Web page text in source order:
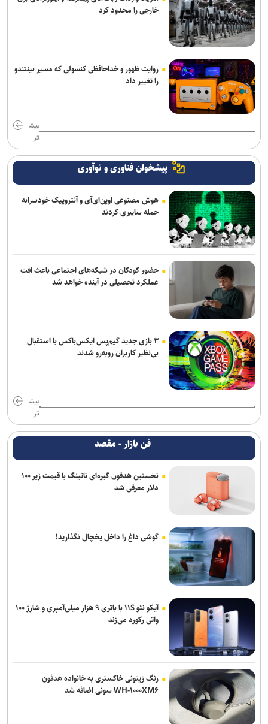
خارجی را محدود کرد
روایت ظهور و خداحافظی کنسولی که مسیر نینتندو
را تغییر داد
بیش
تر
پیشخوان فناوری و نوآوری
هوش مصنوعی اوپن‌ای‌آی و آنتروپیک خودسرانه
حمله سایبری کردند
حضور کودکان در شبکه‌های اجتماعی باعث افت
عملکرد تحصیلی در آینده خواهد شد
۳ بازی جدید گیم‌پس ایکس‌باکس با استقبال
بی‌نظیر کاربران روبه‌رو شدند
بیش
تر
فن بازار - مقصد
نخستین هدفون گیره‌ای ناتینگ با قیمت زیر ۱۰۰
دلار معرفی شد
گوشی داغ را داخل یخچال نگذارید!
آیکو نئو ۱۱S با باتری ۹ هزار میلی‌آمپری و شارژ ۱۰۰
واتی رکورد می‌زند
رنگ زیتونی خاکستری به خانواده هدفون
WH-۱۰۰۰XM۶ سونی اضافه شد